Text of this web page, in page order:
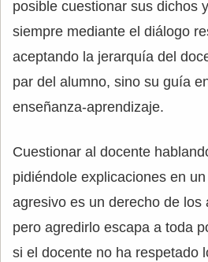
posible cuestionar sus dichos
siempre mediante el diálogo
aceptando la jerarquía del
par del alumno, sino su guía
enseñanza-aprendizaje.
Cuestionar al docente
pidiéndole explicaciones en
agresivo es un derecho de los
pero agredirlo escapa a toda
si el docente no ha respetado